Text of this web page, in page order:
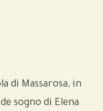
di Massarosa, in
sogno di Elena